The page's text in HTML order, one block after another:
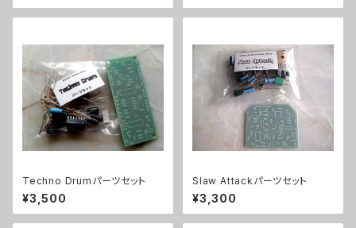
Techno Drumパーツセット
¥3,500
Slaw Attackパーツセット
¥3,300